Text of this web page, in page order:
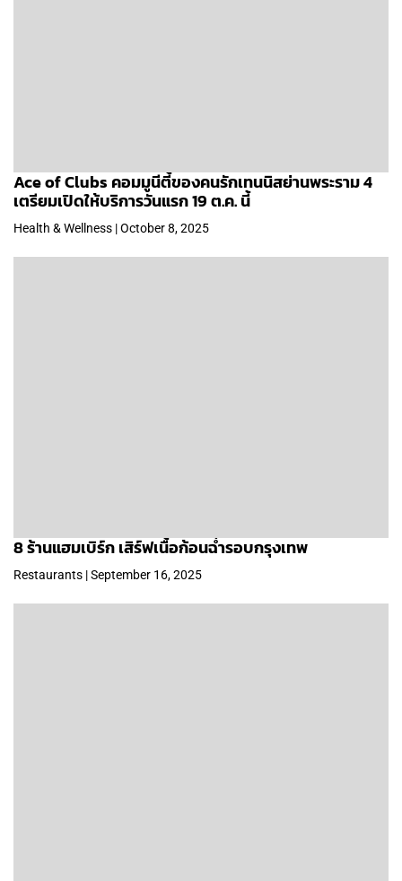
Ace of Clubs คอมมูนีตี้ของคนรักเทนนิสย่านพระราม 4
เตรียมเปิดให้บริการวันแรก 19 ต.ค. นี้
Health & Wellness | October 8, 2025
8 ร้านแฮมเบิร์ก เสิร์ฟเนื้อก้อนฉ่ำรอบกรุงเทพ
Restaurants | September 16, 2025